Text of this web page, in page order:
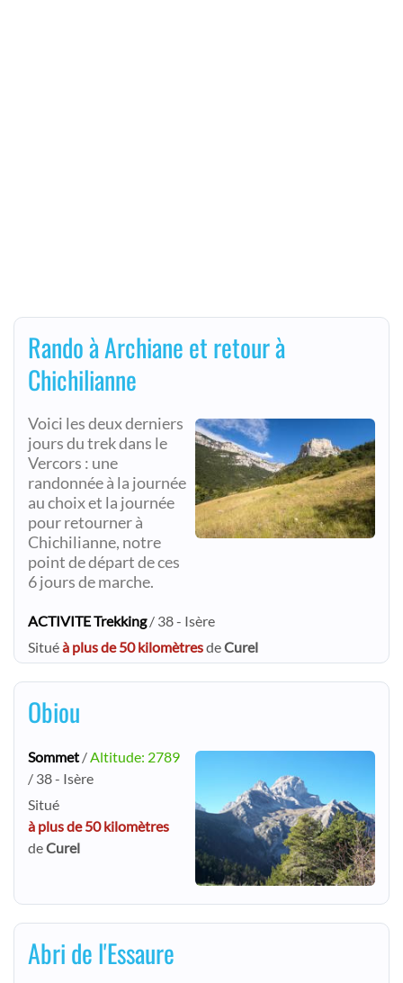
Rando à Archiane et retour à
Chichilianne
Voici les deux derniers
jours du trek dans le
Vercors : une
randonnée à la journée
au choix et la journée
pour retourner à
Chichilianne, notre
point de départ de ces
6 jours de marche.
ACTIVITE Trekking/ 38 - Isère
Situéà plus de 50 kilomètresdeCurel
Obiou
Sommet / Altitude: 2789
/ 38 - Isère
Situé
à plus de 50 kilomètres
deCurel
Abri de l'Essaure